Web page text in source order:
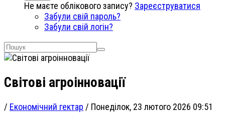
Не маєте облікового запису? Зареєструватися
Забули свій пароль?
Забули свій логін?
Світові агроінновації
/ Економічний гектар / Понеділок, 23 лютого 2026 09:51